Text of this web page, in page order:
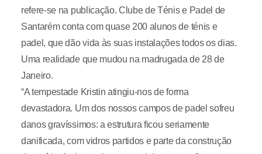
refere-se na publicação. Clube de Ténis e Padel de
Santarém conta com quase 200 alunos de ténis e
padel, que dão vida às suas instalações todos os dias.
Uma realidade que mudou na madrugada de 28 de
Janeiro.
“A tempestade Kristin atingiu-nos de forma
devastadora. Um dos nossos campos de padel sofreu
danos gravíssimos: a estrutura ficou seriamente
danificada, com vidros partidos e parte da construção